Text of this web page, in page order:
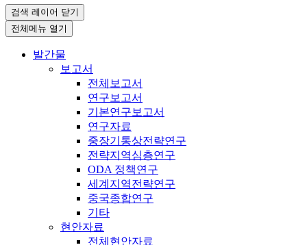
검색 레이어 닫기
전체메뉴 열기
발간물
보고서
전체보고서
연구보고서
기본연구보고서
연구자료
중장기통상전략연구
전략지역심층연구
ODA 정책연구
세계지역전략연구
중국종합연구
기타
현안자료
전체현안자료